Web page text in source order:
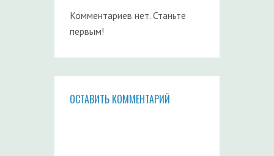
Комментариев нет. Станьте
первым!
ОСТАВИТЬ КОММЕНТАРИЙ